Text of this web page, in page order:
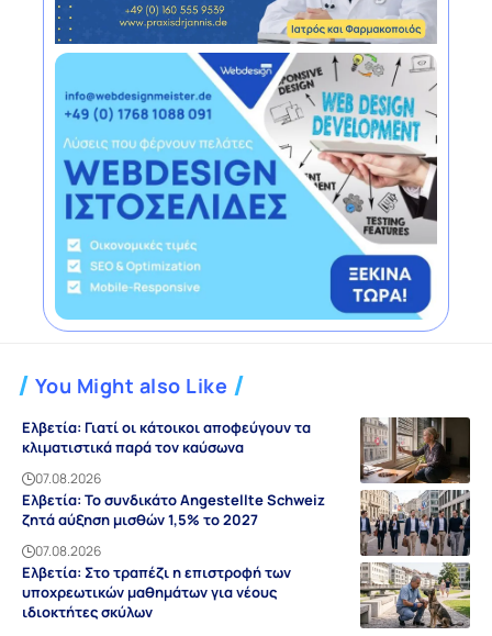
You Might also Like
Ελβετία: Γιατί οι κάτοικοι αποφεύγουν τα
κλιματιστικά παρά τον καύσωνα
07.08.2026
Ελβετία: Το συνδικάτο Angestellte Schweiz
ζητά αύξηση μισθών 1,5% το 2027
07.08.2026
Ελβετία: Στο τραπέζι η επιστροφή των
υποχρεωτικών μαθημάτων για νέους
ιδιοκτήτες σκύλων